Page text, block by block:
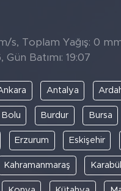
s, Toplam Yağış: 0
Batımı: 19:07
Antalya
Bolu Burdur Bursa
Erzurum Eskişehir
Kahramanmaraş